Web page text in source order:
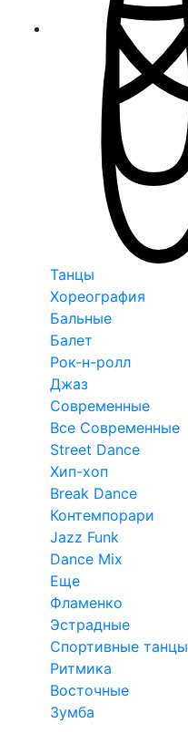
Танцы
Хореография
Бальные
Балет
Рок-н-ролл
Джаз
Современные
Все Современные
Street Dance
Хип-хоп
Break Dance
Контемпорари
Jazz Funk
Dance Mix
Еще
Фламенко
Эстрадные
Спортивные танцы
Ритмика
Восточные
Зумба